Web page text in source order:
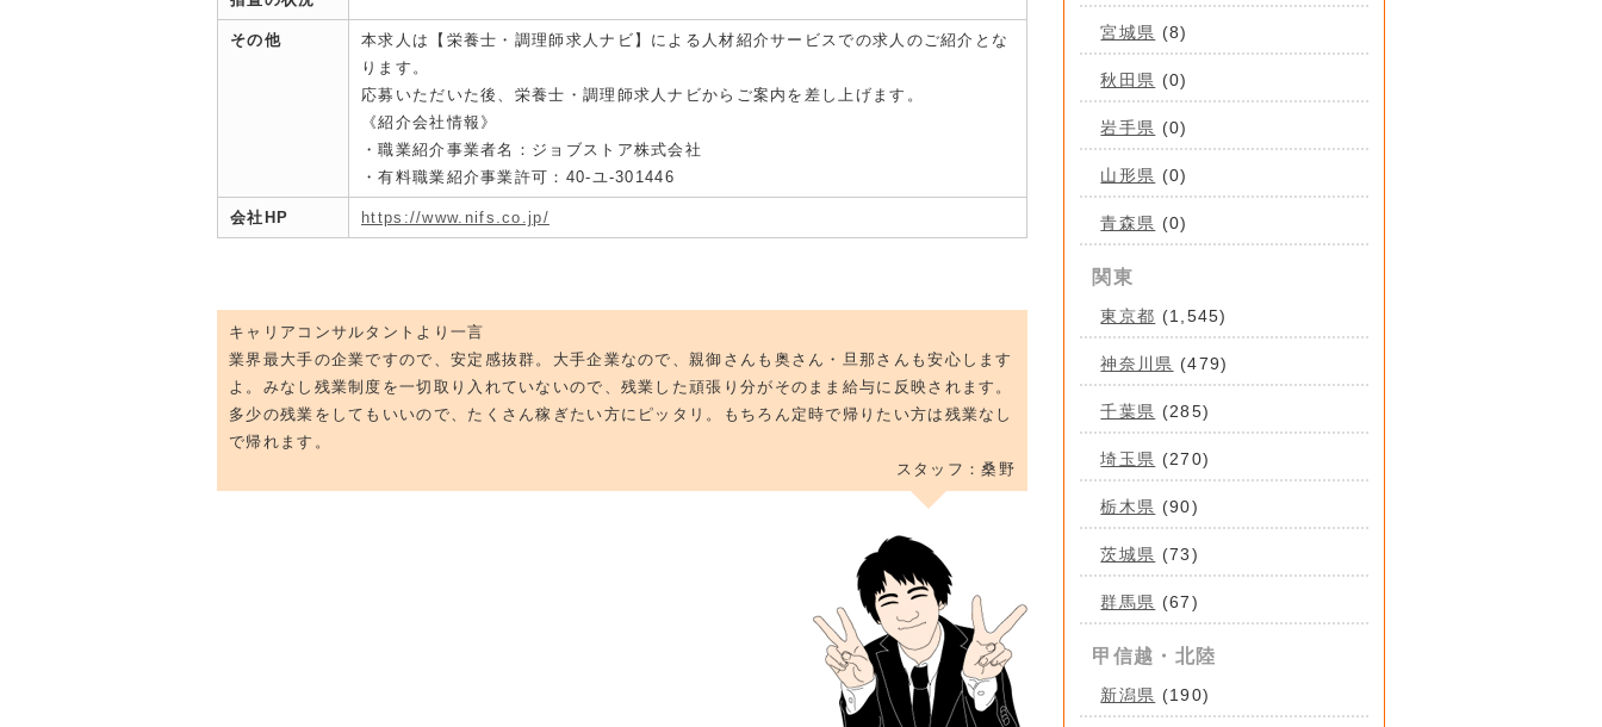
その他
本求人は【栄養士・調理師求人ナビ】による人材紹介サービスでの求人のご紹介とな
ります。
応募いただいた後、栄養士・調理師求人ナビからご案内を差し上げます。
《紹介会社情報》
・職業紹介事業者名：ジョブストア株式会社
・有料職業紹介事業許可：40-ユ-301446
会社HP https://www.nifs.co.jp/
キャリアコンサルタントより一言
業界最大手の企業ですので、安定感抜群。大手企業なので、親御さんも奥さん・旦那さんも安心します
よ。みなし残業制度を一切取り入れていないので、残業した頑張り分がそのまま給与に反映されます。
多少の残業をしてもいいので、たくさん稼ぎたい方にピッタリ。もちろん定時で帰りたい方は残業なし
で帰れます。
スタッフ：桑野
宮城県 (8)
秋田県 (0)
岩手県 (0)
山形県 (0)
青森県 (0)
関東
東京都 (1,545)
神奈川県 (479)
千葉県 (285)
埼玉県 (270)
栃木県 (90)
茨城県 (73)
群馬県 (67)
甲信越・北陸
新潟県 (190)